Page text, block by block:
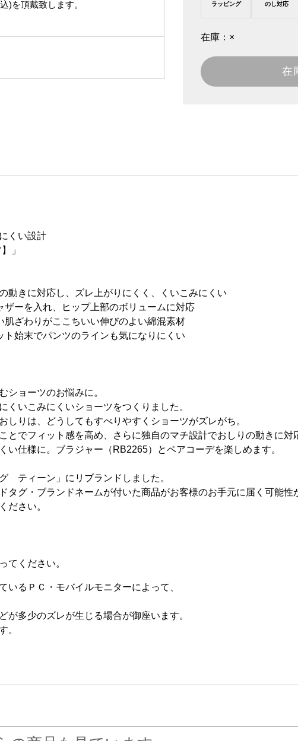
)を頂戴致します。
ラッピング のし対応
在庫： ×
在
くい設計
」
動きに対応し、ズレ上がりにくく、くいこみにくい
ーを入れ、ヒップ上部のボリュームに対応
ざわりがここちいい伸びのよい綿混素材
始末でパンツのラインも気になりにくい
ショーツのお悩みに。
くいこみにくいショーツをつくりました。
しりは、どうしてもすべりやすくショーツがズレがち。
とでフィット感を高め、さらに独自のマチ設計でおしりの動きに対
い仕様に。ブラジャー（RB2265）とペアコーデを楽しめます。
ティーン」にリブランドしました。
タグ・ブランドネームが付いた商品がお客様のお手元に届く可能性
ださい。
てください。
るＰＣ・モバイルモニターによって、
が多少のズレが生じる場合が御座います。
。